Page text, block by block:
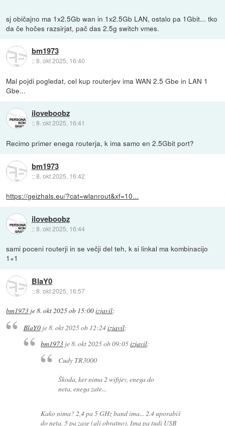
sj običajno ma 1x2.5Gb wan in 1x2.5Gb LAN, ostalo pa 1Gbit... tko
da če hočes razsirjat, pač das 2.5g switch vmes.
bm1973
::8. okt 2025, 16:40
Mal pojdi pogledat, cel kup routerjev ima WAN 2.5 Gbe in LAN 1
Gbe...
iloveboobz
::8. okt 2025, 16:41
Recimo primer enega routerja, k ima samo en 2.5Gbit port?
bm1973
::8. okt 2025, 16:42
https://geizhals.eu/?cat=wlanrout&xf=10...
iloveboobz
::8. okt 2025, 16:44
sami poceni routerji in se večji del teh, k si linkal ma kombinacijo
1+1
BlaY0
::8. okt 2025, 16:57
bm1973 je8. okt 2025 ob 15:00izjavil:
BlaY0je8. okt 2025 ob 12:24izjavil:
bm1973 je8. okt 2025 ob 09:05izjavil:
Cudy TR3000
Škoda, ker nima 2 wifijev, enega do
neta, enega zate...
Kako nima? 2,4 pa 5 GHz band ima... 2.4 uporabiš
do neta, 5 pa zase (ali obratno). Ima pa tudi USB